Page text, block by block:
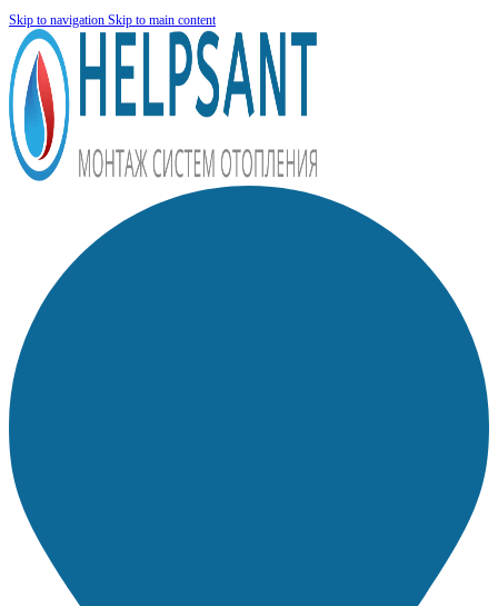
Skip to navigation Skip to main content